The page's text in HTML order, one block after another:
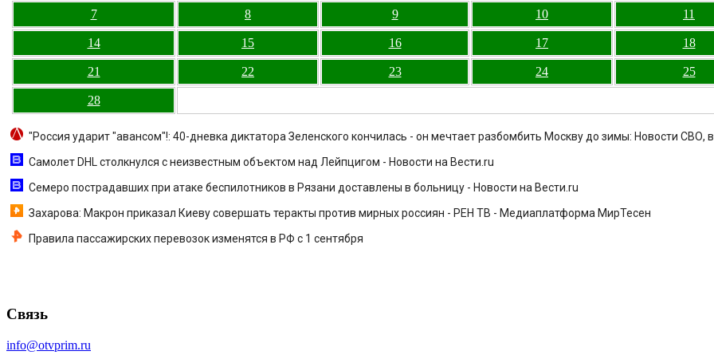
7 8 9 10 11
14 15 16 17 18
21 22 23 24 25
28
"Россия ударит "авансом"!: 40-дневка диктатора Зеленского кончилась - он мечтает разбомбить Москву до зимы: Новости СВО,
Самолет DHL столкнулся с неизвестным объектом над Лейпцигом - Новости на Вести.ru
Семеро пострадавших при атаке беспилотников в Рязани доставлены в больницу - Новости на Вести.ru
Захарова: Макрон приказал Киеву совершать теракты против мирных россиян - РЕН ТВ - Медиаплатформа МирТесен
Правила пассажирских перевозок изменятся в РФ с 1 сентября
Связь
info@otvprim.ru